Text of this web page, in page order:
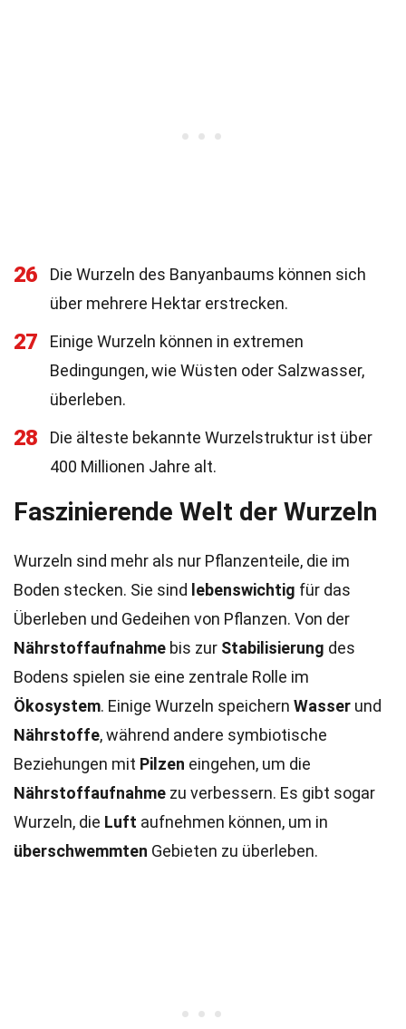
26
Die Wurzeln des Banyanbaums können sich
über mehrere Hektar erstrecken.
27
Einige Wurzeln können in extremen
Bedingungen, wie Wüsten oder Salzwasser,
überleben.
28
Die älteste bekannte Wurzelstruktur ist über
400 Millionen Jahre alt.
Faszinierende Welt der Wurzeln
Wurzeln sind mehr als nur Pflanzenteile, die im
Boden stecken. Sie sind lebenswichtig für das
Überleben und Gedeihen von Pflanzen. Von der
Nährstoffaufnahme bis zur Stabilisierung des
Bodens spielen sie eine zentrale Rolle im
Ökosystem. Einige Wurzeln speichern Wasser und
Nährstoffe, während andere symbiotische
Beziehungen mit Pilzen eingehen, um die
Nährstoffaufnahme zu verbessern. Es gibt sogar
Wurzeln, die Luft aufnehmen können, um in
überschwemmten Gebieten zu überleben.